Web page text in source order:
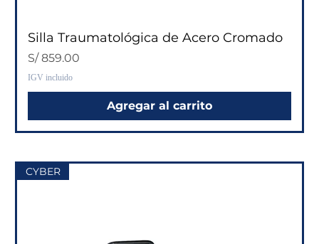
Silla Traumatológica de Acero Cromado
Precio
S/ 859.00
IGV incluido
Agregar al carrito
CYBER